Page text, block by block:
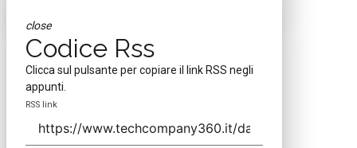
close
Codice Rss
Clicca sul pulsante per copiare il link RSS negli
appunti.
RSS link